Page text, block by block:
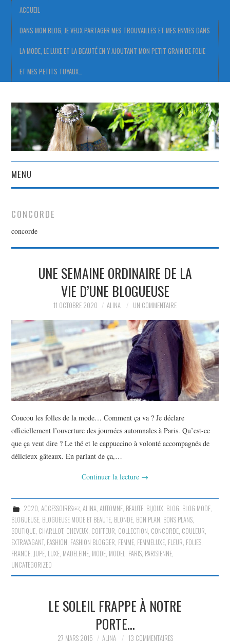
ACCUEIL
DANS MON BLOG, JE VEUX PARTAGER MES TROUVAILLES ET MES ENVIES DANS
LA MODE, LE LUXE ET LA BEAUTÉ EN Y AJOUTANT MON PETIT GRAIN DE FOLIE
ET MES PETITS TUYAUX…
MENU
DANS MON BLOG, JE VEUX
PARTAGER MES
TROUVAILLES ET MES
ENVIES DANS LA MODE, LE
LUXE ET LA BEAUTÉ EN Y
AJOUTANT MON PETIT
GRAIN DE FOLIE ET MES
PETITS TUYAUX…
CONCORDE
concorde
UNE SEMAINE ORDINAIRE DE LA
VIE D’UNE BLOGUEUSE
11 OCTOBRE 2020 ALINA UN COMMENTAIRE
Coucou les folles de la mode… Comment ça va ? Je déclare
officiellement l’ouverture des journées automnales à Paris. Qu’est-ce
que ça veut dire ? Le thé et le cappuccino à volonté accompagnés de
délicieux gâteaux. En parlant de ça,…
Continuer la lecture →
2020 ACCESSOIRES￼, ALINA, AUTOMNE, BEAUTE, BIJOUX, BLOG BLOG MODE,
BLOGUEUSE BLOGUEUSE MODE ET BEAUTE BLONDE BON PLAN BONS PLANS
BOUTIQUE CHARLLOT, CHEVEUX COIFFEUR COLLECTION CONCORDE COULEUR
EXTRAVAGANT, FASHION FASHION BLOGGER FEMME FEMMELUXE FLEUR FOLIES
FRANCE JUPE LUXE MADELEINE MODE MODEL PARIS PARISIENNE
UNCATEGORIZED
LE SOLEIL FRAPPE À NOTRE
PORTE…
27 MARS 2015 ALINA 13 COMMENTAIRES